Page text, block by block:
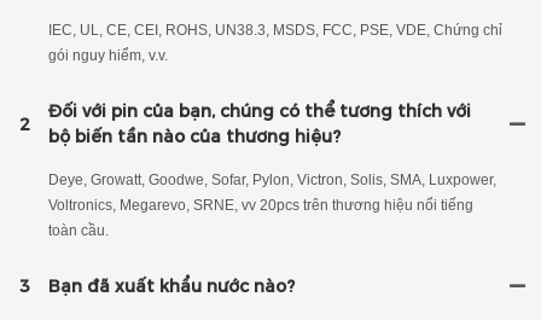
IEC, UL, CE, CEI, ROHS, UN38.3, MSDS, FCC, PSE, VDE, Chứng chỉ
gói nguy hiểm, v.v.
2
Đối với pin của bạn, chúng có thể tương thích với
bộ biến tần nào của thương hiệu?
Deye, Growatt, Goodwe, Sofar, Pylon, Victron, Solis, SMA, Luxpower,
Voltronics, Megarevo, SRNE, vv 20pcs trên thương hiệu nổi tiếng
toàn cầu.
3 Bạn đã xuất khẩu nước nào?